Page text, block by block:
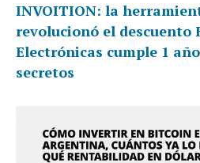
INVOITION: la
revolucionó el descuento
Electrónicas cumple 1
secretos